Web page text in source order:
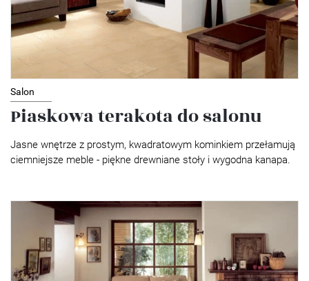
Salon
Piaskowa terakota do salonu
Jasne wnętrze z prostym, kwadratowym kominkiem przełamują
ciemniejsze meble - piękne drewniane stoły i wygodna kanapa.